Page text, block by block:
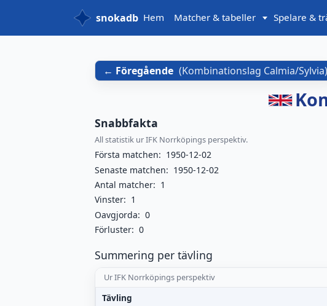
snokadb Hem Matcher & tabeller Spelare &
Föregående (Kombinationslag Calmia/Sylvia)
Snabbfakta
All statistik ur IFK Norrköpings perspektiv.
Första matchen: 1950-12-02
Senaste matchen: 1950-12-02
Antal matcher: 1
Vinster: 1
Oavgjorda: 0
Förluster: 0
Summering per tävling
Ur IFK Norrköpings perspektiv
Tävling